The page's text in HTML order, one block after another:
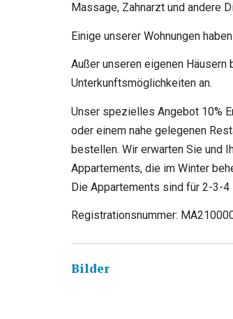
Massage, Zahnarzt und andere
Einige unserer Wohnungen
Außer unseren eigenen Häusern
Unterkunftsmöglichkeiten an.
Unser spezielles Angebot 10%
oder einem nahe gelegenen
bestellen. Wir erwarten Sie und
Appartements, die im Winter
Die Appartements sind für 2-3-
Registrationsnummer:
Bilder